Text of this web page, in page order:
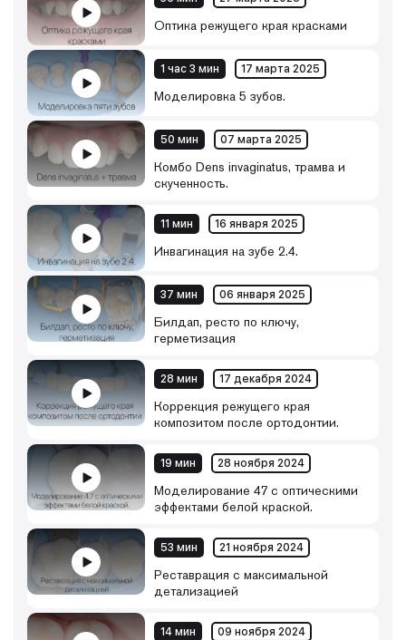
Оптика режущего края красками
1 час 3 мин 17 марта 2025
Моделировка 5 зубов.
50 мин 07 марта 2025
Комбо Dens invaginatus, трамва и
скученность.
11 мин 16 января 2025
Инвагинация на зубе 2.4.
37 мин 06 января 2025
Билдап, ресто по ключу,
герметизация
28 мин 17 декабря 2024
Коррекция режущего края
композитом после ортодонтии.
19 мин 28 ноября 2024
Моделирование 47 с оптическими
эффектами белой краской.
53 мин 21 ноября 2024
Реставрация с максимальной
детализацией
14 мин 09 ноября 2024